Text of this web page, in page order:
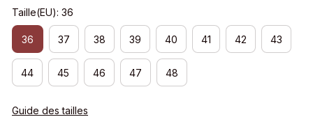
Taille(EU): 36
36 37 38 39 40 41 42 43
44 45 46 47 48
Guide des tailles